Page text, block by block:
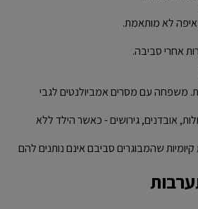
לא מותאמת.
אחרי סביבה.
משפחה עם מסרים אמביולנטים לגבי
אובדנים, גירושים - כאשר הילד ללא
שהמבוגרים סביבם אינם נותנים להם